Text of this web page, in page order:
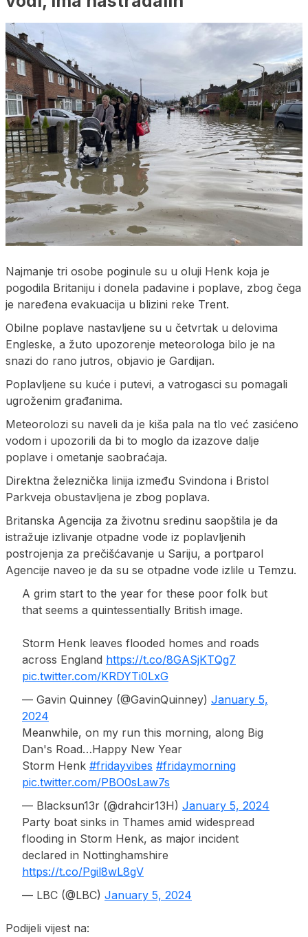
Najmanje tri osobe poginule su u oluji Henk koja je
pogodila Britaniju i donela padavine i poplave, zbog čega
je naređena evakuacija u blizini reke Trent.
Obilne poplave nastavljene su u četvrtak u delovima
Engleske, a žuto upozorenje meteorologa bilo je na
snazi do rano jutros, objavio je Gardijan.
Poplavljene su kuće i putevi, a vatrogasci su pomagali
ugroženim građanima.
Meteorolozi su naveli da je kiša pala na tlo već zasićeno
vodom i upozorili da bi to moglo da izazove dalje
poplave i ometanje saobraćaja.
Direktna železnička linija između Svindona i Bristol
Parkveja obustavljena je zbog poplava.
Britanska Agencija za životnu sredinu saopštila je da
istražuje izlivanje otpadne vode iz poplavljenih
postrojenja za prečišćavanje u Sariju, a portparol
Agencije naveo je da su se otpadne vode izlile u Temzu.
A grim start to the year for these poor folk but
that seems a quintessentially British image.
Storm Henk leaves flooded homes and roads
across England https://t.co/8GASjKTQg7
pic.twitter.com/KRDYTi0LxG
— Gavin Quinney (@GavinQuinney) January 5,
2024
Meanwhile, on my run this morning, along Big
Dan's Road…Happy New Year
Storm Henk #fridayvibes #fridaymorning
pic.twitter.com/PBO0sLaw7s
— Blacksun13r (@drahcir13H) January 5, 2024
Party boat sinks in Thames amid widespread
flooding in Storm Henk, as major incident
declared in Nottinghamshire
https://t.co/Pgil8wL8gV
— LBC (@LBC) January 5, 2024
Podijeli vijest na: